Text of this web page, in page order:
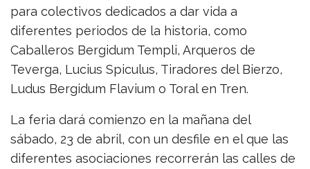
para colectivos dedicados a dar vida a
diferentes periodos de la historia, como
Caballeros Bergidum Templi, Arqueros de
Teverga, Lucius Spiculus, Tiradores del Bierzo,
Ludus Bergidum Flavium o Toral en Tren.
La feria dará comienzo en la mañana del
sábado, 23 de abril, con un desfile en el que las
diferentes asociaciones recorrerán las calles de